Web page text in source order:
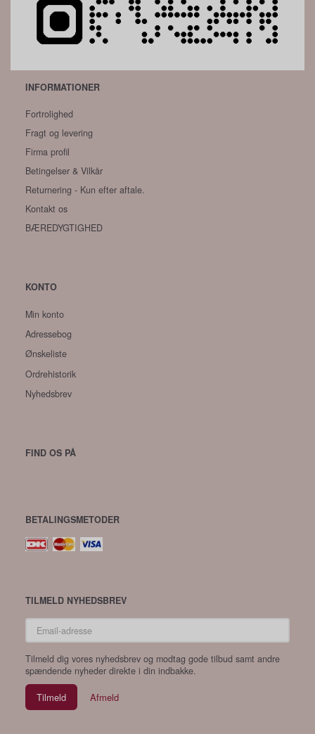
INFORMATIONER
Fortrolighed
Fragt og levering
Firma profil
Betingelser & Vilkår
Returnering - Kun efter aftale.
Kontakt os
BÆREDYGTIGHED
KONTO
Min konto
Adressebog
Ønskeliste
Ordrehistorik
Nyhedsbrev
FIND OS PÅ
BETALINGSMETODER
TILMELD NYHEDSBREV
Email-
adresse
Tilmeld dig vores nyhedsbrev og modtag gode tilbud samt andre
spændende nyheder direkte i din indbakke.
Tilmeld Afmeld